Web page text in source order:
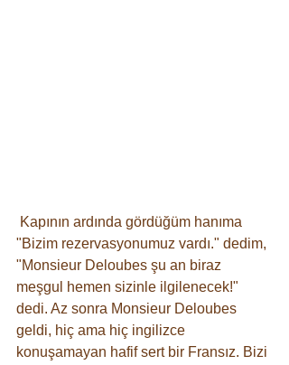
"Bizim rezervasyonumuz vardı." dedim,
"Monsieur Deloubes şu an biraz
meşgul hemen sizinle ilgilenecek!"
dedi. Az sonra Monsieur Deloubes
geldi, hiç ama hiç ingilizce
konuşamayan hafif sert bir Fransız. Bizi